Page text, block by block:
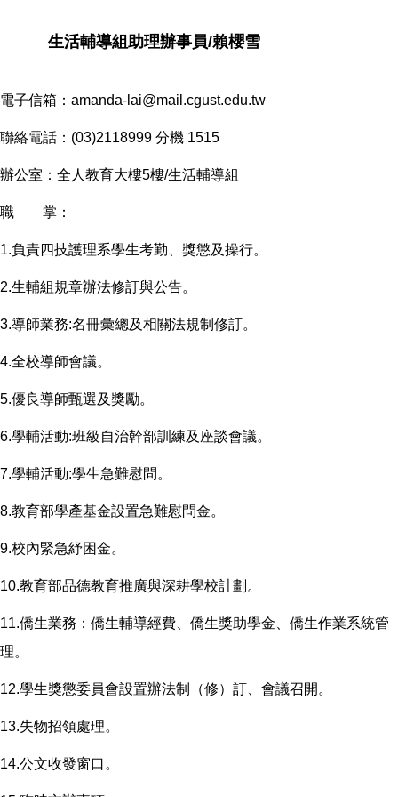
生活輔導組助理辦事員/賴櫻雪
電子信箱：amanda-lai@mail.cgust.edu.tw
聯絡電話：(03)2118999 分機 1515
辦公室：全人教育大樓5樓/生活輔導組
職 掌：
1.負責四技護理系學生考勤、獎懲及操行。
2.生輔組規章辦法修訂與公告。
3.導師業務:名冊彙總及相關法規制修訂。
4.全校導師會議。
5.優良導師甄選及獎勵。
6.學輔活動:班級自治幹部訓練及座談會議。
7.學輔活動:學生急難慰問。
8.教育部學產基金設置急難慰問金。
9.校內緊急紓困金。
10.教育部品德教育推廣與深耕學校計劃。
11.僑生業務：僑生輔導經費、僑生獎助學金、僑生作業系統管
理。
12.學生獎懲委員會設置辦法制（修）訂、會議召開。
13.失物招領處理。
14.公文收發窗口。